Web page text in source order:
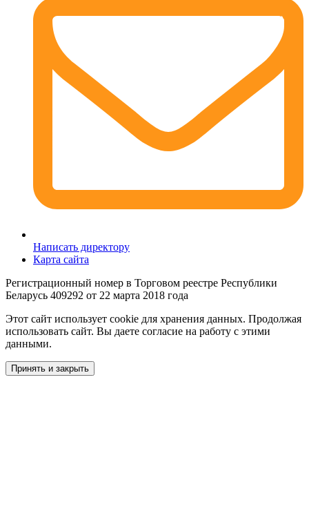
Написать директору
Карта сайта
Регистрационный номер в Торговом реестре Республики
Беларусь 409292 от 22 марта 2018 года
Этот сайт использует cookie для хранения данных. Продолжая
использовать сайт. Вы даете согласие на работу с этими
данными.
Принять и закрыть